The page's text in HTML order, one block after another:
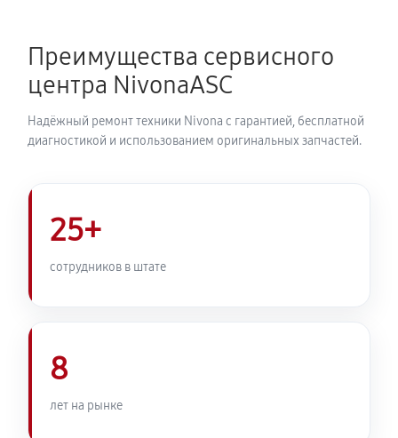
NICR 970
720 руб 40 минут
Ремонт гидросистемы кофемашины Nivona
CafeRomatica NICR 970
Ремонт кофемолки кофемашины Nivona
CafeRomatica NICR 970
740 руб
Преимущества сервисного
центра NivonaASC
Надёжный ремонт техники Nivona с гарантией, бесплатной
диагностикой и использованием оригинальных запчастей.
25+
сотрудников в штате
8
лет на рынке